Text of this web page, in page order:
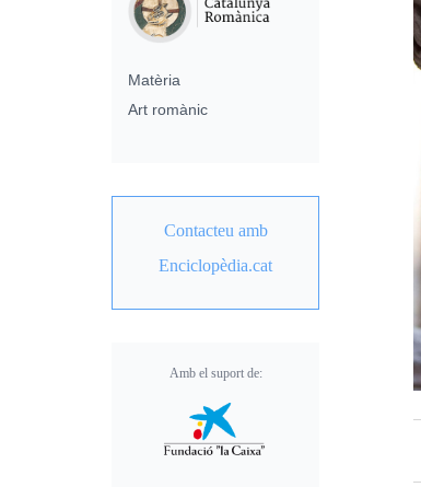
Matèria
Art romànic
Contacteu amb
Enciclopèdia.cat
Amb el suport de: